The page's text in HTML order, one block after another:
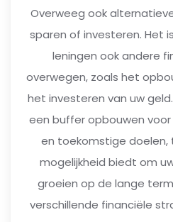
Overweeg ook
sparen of investeren. Het
leningen ook andere
overwegen, zoals het
het investeren van uw
een buffer opbouwen
en toekomstige doelen,
mogelijkheid biedt om
groeien op de lange
verschillende financiële